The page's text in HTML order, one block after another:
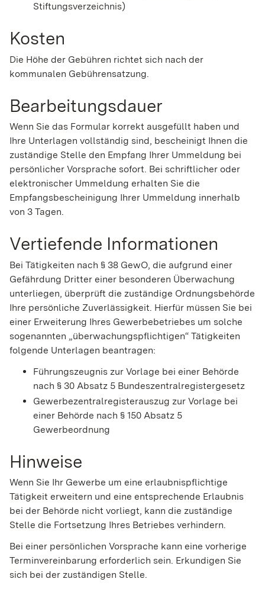
Stiftungsverzeichnis)
Kosten
Die Höhe der Gebühren richtet sich nach der
kommunalen Gebührensatzung.
Bearbeitungsdauer
Wenn Sie das Formular korrekt ausgefüllt haben und
Ihre Unterlagen vollständig sind, bescheinigt Ihnen die
zuständige Stelle den Empfang Ihrer Ummeldung bei
persönlicher Vorsprache sofort. Bei schriftlicher oder
elektronischer Ummeldung erhalten Sie die
Empfangsbescheinigung Ihrer Ummeldung innerhalb
von 3 Tagen.
Vertiefende Informationen
Bei Tätigkeiten nach § 38 GewO, die aufgrund einer
Gefährdung Dritter einer besonderen Überwachung
unterliegen, überprüft die zuständige Ordnungsbehörde
Ihre persönliche Zuverlässigkeit. Hierfür müssen Sie bei
einer Erweiterung Ihres Gewerbebetriebes um solche
sogenannten „überwachungspflichtigen“ Tätigkeiten
folgende Unterlagen beantragen:
Führungszeugnis zur Vorlage bei einer Behörde
nach § 30 Absatz 5 Bundeszentralregistergesetz
Gewerbezentralregisterauszug zur Vorlage bei
einer Behörde nach § 150 Absatz 5
Gewerbeordnung
Hinweise
Wenn Sie Ihr Gewerbe um eine erlaubnispflichtige
Tätigkeit erweitern und eine entsprechende Erlaubnis
bei der Behörde nicht vorliegt, kann die zuständige
Stelle die Fortsetzung Ihres Betriebes verhindern.
Bei einer persönlichen Vorsprache kann eine vorherige
Terminvereinbarung erforderlich sein. Erkundigen Sie
sich bei der zuständigen Stelle.